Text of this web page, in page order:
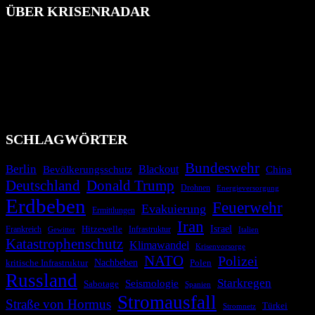
ÜBER KRISENRADAR
SCHLAGWÖRTER
Berlin Bevölkerungsschutz Blackout Bundeswehr China
Deutschland Donald Trump Drohnen Energieversorgung
Erdbeben Ermittlungen Evakuierung Feuerwehr
Frankreich Gewitter Hitzewelle Infrastruktur Iran Israel Italien
Katastrophenschutz Klimawandel Krisenvorsorge
kritische Infrastruktur Nachbeben NATO Polen Polizei
Russland Sabotage Seismologie Spanien Starkregen
Straße von Hormus Stromausfall Stromnetz Türkei